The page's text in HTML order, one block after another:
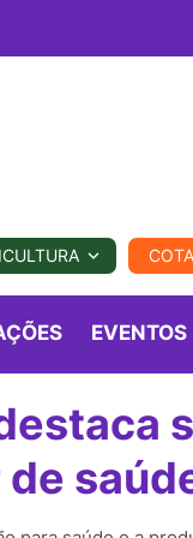
AGROTEMPO
EVENTOS